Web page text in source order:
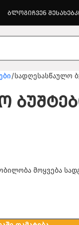
ᲑᲚᲝᲒᲘᲩᲕᲔᲜ ᲨᲔᲡᲐᲮᲔᲑ
სადღესასწაულო
მოყვება